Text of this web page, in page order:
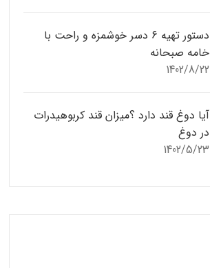
دستور تهیه 6 دسر خوشمزه و راحت با
خامه صبحانه
1402/8/22
آیا دوغ قند دارد ؟میزان قند کربوهیدرات
در دوغ
1402/5/23